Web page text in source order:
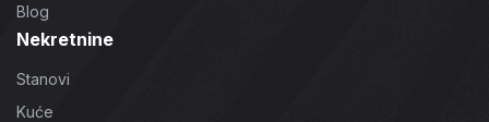
Blog
Nekretnine
Stanovi
Kuće